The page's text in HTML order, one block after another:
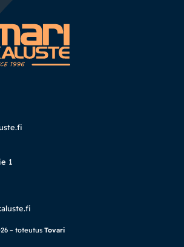
1
– toteutus Tovari